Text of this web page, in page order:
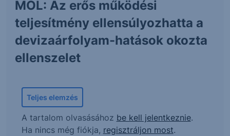
MOL: Az erős működési
teljesítmény ellensúlyozhatta a
devizaárfolyam-hatások okozta
ellenszelet
Teljes elemzés
A tartalom olvasásához be kell jelentkeznie.
Ha nincs még fiókja, regisztráljon most.